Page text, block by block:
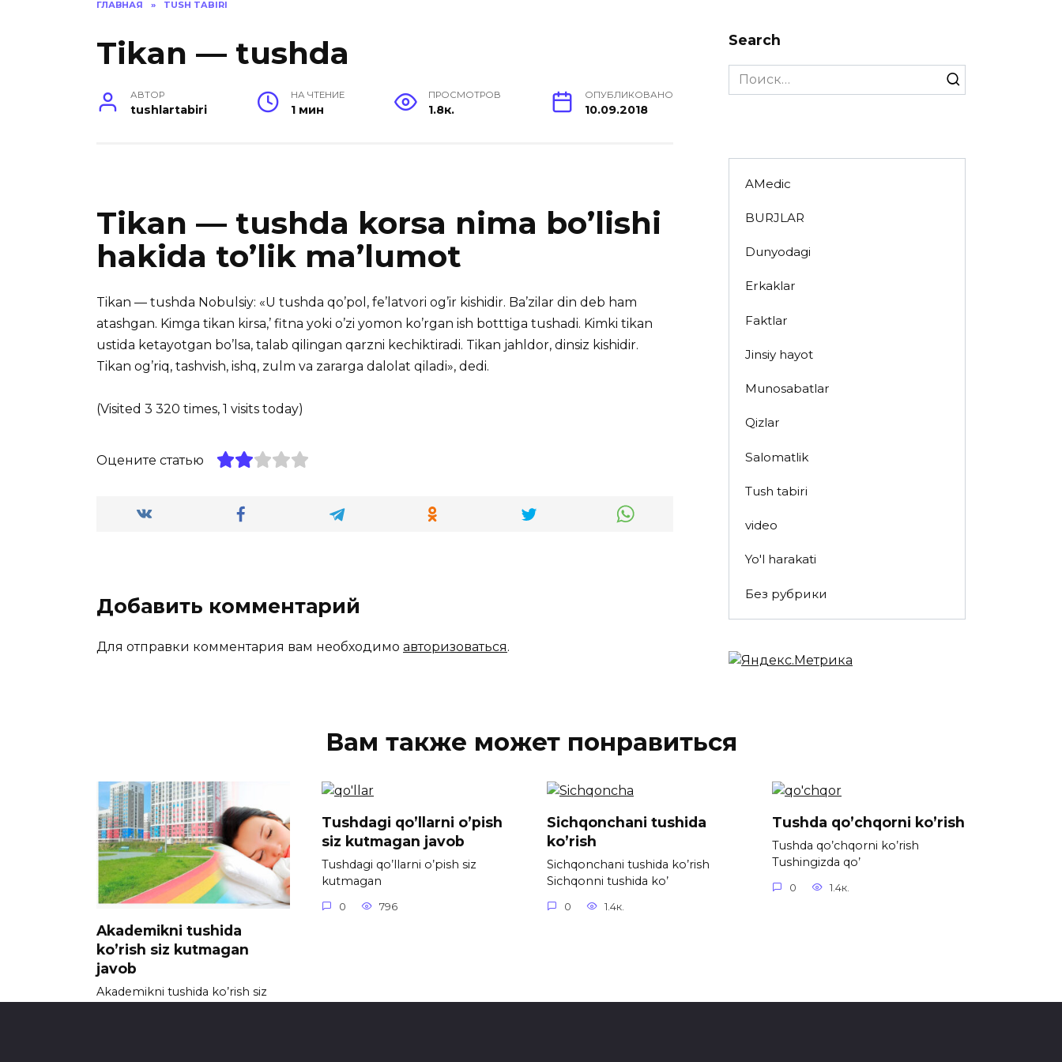
ГЛАВНАЯ » TUSH TABIRI
Tikan — tushda
АВТОР
tushlartabiri
НА ЧТЕНИЕ
1 мин
ПРОСМОТРОВ
1.8к.
ОПУБЛИКОВАНО
10.09.2018
Tikan — tushda korsa nima bo’lishi
hakida to’lik ma’lumot
Tikan — tushda Nobulsiy: «U tushda qo’pol, fe’latvori og’ir kishidir. Ba’zilar din deb ham
atashgan. Kimga tikan kirsa,’ fitna yoki o’zi yomon ko’rgan ish botttiga tushadi. Kimki tikan
ustida ketayotgan bo’lsa, talab qilingan qarzni kechiktiradi. Tikan jahldor, dinsiz kishidir.
Tikan og’riq, tashvish, ishq, zulm va zararga dalolat qiladi», dedi.
(Visited 3 320 times, 1 visits today)
Оцените статью
Добавить комментарий
Для отправки комментария вам необходимо авторизоваться.
Search
Search
for:
AMedic
BURJLAR
Dunyodagi
Erkaklar
Faktlar
Jinsiy hayot
Munosabatlar
Qizlar
Salomatlik
Tush tabiri
video
Yo'l harakati
Без рубрики
Вам также может понравиться
Akademikni tushida
ko’rish siz kutmagan
javob
Akademikni tushida ko’rish siz
Tushdagi qo’llarni o’pish
siz kutmagan javob
Tushdagi qo’llarni o’pish siz
kutmagan
0 796
Sichqonchani tushida
ko’rish
Sichqonchani tushida ko’rish
Sichqonni tushida ko’
0 1.4к.
Tushda qo’chqorni ko’rish
Tushda qo’chqorni ko’rish
Tushingizda qo’
0 1.4к.